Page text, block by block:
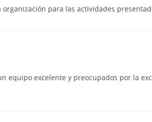
organización para las actividades
equipo excelente y preocupados por la